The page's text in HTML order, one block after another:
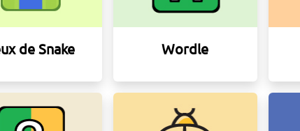
de Snake Wordle